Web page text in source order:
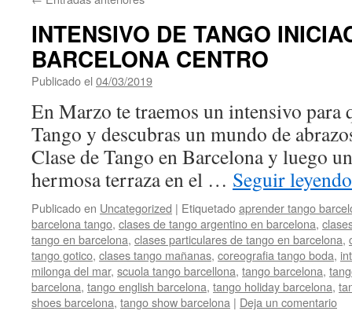
INTENSIVO DE TANGO
BARCELONA CENTRO
Publicado el 04/03/2019
En Marzo te traemos un intensivo para
Tango y descubras un mundo de
Clase de Tango en Barcelona y luego
hermosa terraza en el … Seguir
Publicado en Uncategorized | Etiquetadoaprender tango
barcelona tango, clases de tango argentino en barcelona,
tango en barcelona, clases particulares de tango en barcelona,
tango gotico, clases tango mañanas, coreografia tango boda,
milonga del mar, scuola tango barcellona, tango barcelona,
barcelona, tango english barcelona, tango holiday barcelona,
shoes barcelona, tango show barcelona | Deja un comentario